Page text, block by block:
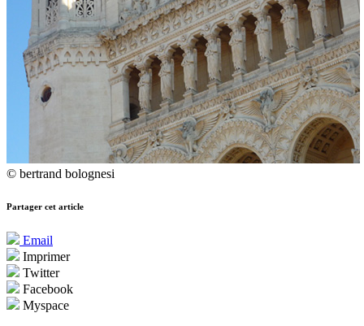
© bertrand bolognesi
Partager cet article
Email
Imprimer
Twitter
Facebook
Myspace